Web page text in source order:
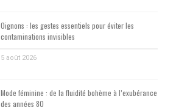
Oignons : les gestes essentiels pour éviter les
contaminations invisibles
5 août 2026
Mode féminine : de la fluidité bohème à l’exubérance
des années 80